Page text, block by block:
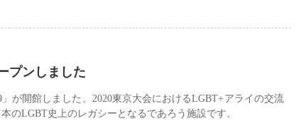
プンしました
が開館しました。2020東京大会におけるLGBT+アライの交流
のLGBT史上のレガシーとなるであろう施設です。